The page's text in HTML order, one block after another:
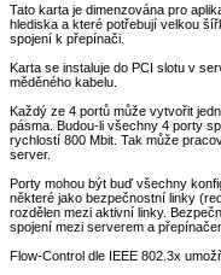
Tato karta je dimenzována pro
hlediska a které potřebují velkou
spojení k přepínači.
Karta se instaluje do PCI slotu v
měděného kabelu.
Každý ze 4 portů může vytvořit
pásma. Budou-li všechny 4 porty
rychlostí 800 Mbit. Tak může
server.
Porty mohou být buď všechny
některé jako bezpečnostní linky
rozdělen mezi aktivní linky.
spojení mezi serverem a
Flow-Control dle IEEE 802.3x